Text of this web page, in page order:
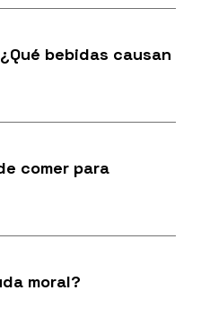
bebidas causan
comer para
moral?